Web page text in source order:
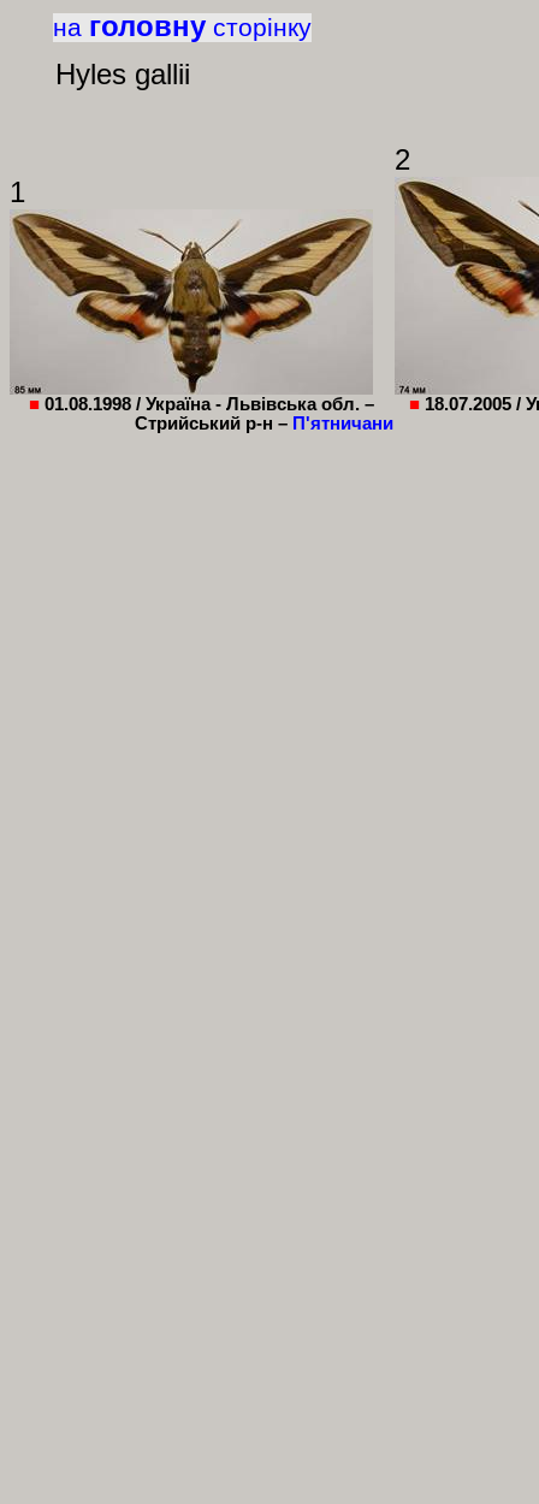
на головну сторінку
Hyles gallii
1
■ 01.08.1998 / Україна - Львівська обл. –
Стрийський р-н – П'ятничани
2
■ 18.07.2005 /